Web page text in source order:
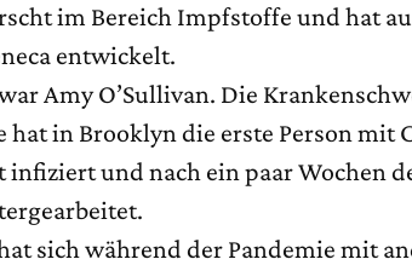
im Bereich Impfstoffe und hat
entwickelt.
Amy O’Sullivan. Die
hat in Brooklyn die erste Person mit
infiziert und nach ein paar Wochen
sich während der Pandemie mit